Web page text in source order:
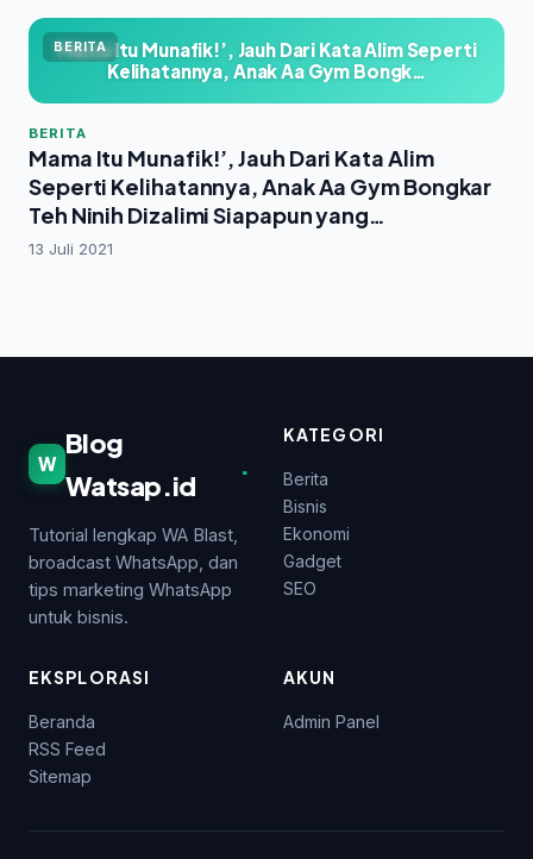
BERITA
Mama Itu Munafik!’, Jauh Dari Kata Alim Seperti
Kelihatannya, Anak Aa Gym Bongk…
BERITA
Mama Itu Munafik!’, Jauh Dari Kata Alim
Seperti Kelihatannya, Anak Aa Gym Bongkar
Teh Ninih Dizalimi Siapapun yang
Sepemahaman dengan Ayahnya
13 Juli 2021
W
Blog
Watsap.id
.
Tutorial lengkap WA Blast,
broadcast WhatsApp, dan
tips marketing WhatsApp
untuk bisnis.
KATEGORI
Berita
Bisnis
Ekonomi
Gadget
SEO
EKSPLORASI
Beranda
RSS Feed
Sitemap
AKUN
Admin Panel